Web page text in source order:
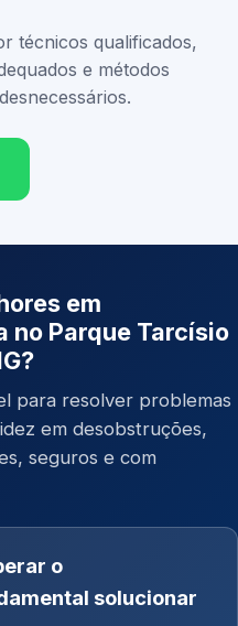
técnicos qualificados,
e métodos
em
no Parque Tarcísio
para resolver problemas
em desobstruções,
seguros e com
o
solucionar